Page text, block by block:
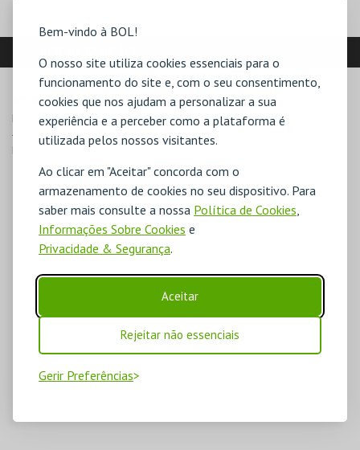
Bem-vindo à BOL!
O nosso site utiliza cookies essenciais para o
funcionamento do site e, com o seu consentimento,
cookies que nos ajudam a personalizar a sua
experiência e a perceber como a plataforma é
utilizada pelos nossos visitantes.
Ao clicar em "Aceitar" concorda com o
armazenamento de cookies no seu dispositivo. Para
saber mais consulte a nossa Política de Cookies
Informações Sobre Cookies e
Privacidade & Segurança.
Aceitar
Rejeitar não essenciais
Gerir Preferências
MORADA
Praça Gomes Teixeira, s/n
4050-024 Porto
Direcções para Porto Dark Tour